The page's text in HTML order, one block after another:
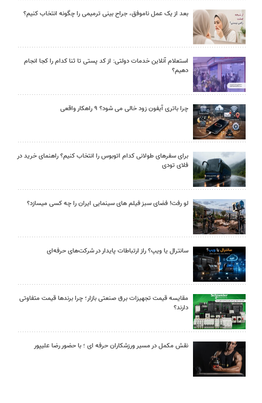
بعد از یک عمل ناموفق، جراح بینی ترمیمی را چگونه انتخاب کنیم؟
استعلام آنلاین خدمات دولتی: از کد پستی تا ثنا کدام را کجا انجام
دهیم؟
چرا باتری آیفون زود خالی می شود؟ ۹ راهکار واقعی
برای سفرهای طولانی کدام اتوبوس را انتخاب کنیم؟ راهنمای خرید در
فلای تودی
لو رفت! فضای سبز فیلم های سینمایی ایران را چه کسی میسازد؟
سانترال یا ویپ؟ راز ارتباطات پایدار در شرکت‌های حرفه‌ای
مقایسه قیمت تجهیزات برق صنعتی بازار؛ چرا برندها قیمت متفاوتی
دارند؟
نقش مکمل در مسیر ورزشکاران حرفه ای ؛ با حضور رضا علیپور